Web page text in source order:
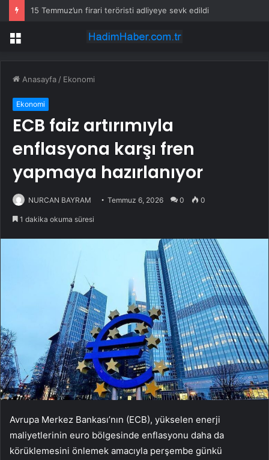
15 Temmuz’un firari teröristi adliyeye sevk edildi
Menü
Anasayfa / Ekonomi
Ekonomi
ECB faiz artırımıyla
enflasyona karşı fren
yapmaya hazırlanıyor
NURCAN BAYRAM Temmuz 6, 2026 0 0
1 dakika okuma süresi
Avrupa Merkez Bankası’nın (ECB), yükselen enerji
maliyetlerinin euro bölgesinde enflasyonu daha da
körüklemesini önlemek amacıyla perşembe günkü